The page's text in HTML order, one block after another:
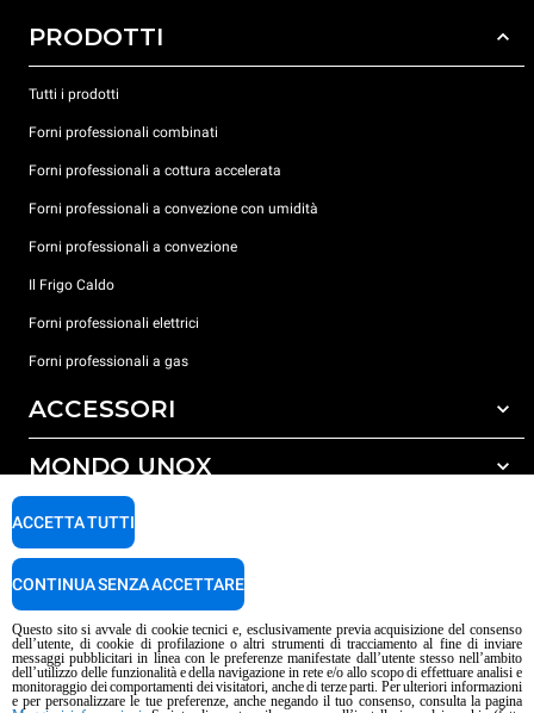
PRODOTTI
Tutti i prodotti
Forni professionali combinati
Forni professionali a cottura accelerata
Forni professionali a convezione con umidità
Forni professionali a convezione
Il Frigo Caldo
Forni professionali elettrici
Forni professionali a gas
ACCESSORI
Tutti gli accessori
Detergenti per lavaggio automatico
Detergenti per lavaggio manuale
Trattamento acqua con filtro a resine
MONDO UNOX
Le nostre sedi nel mondo
Carriere Unox
SUPPORTO
Garanzia Unox
Trova Centri Service
Informativa sui contenuti IA Privacy policy Cookie policy
Questo sito si avvale di cookie tecnici e, esclusivamente previa acquisizione del consenso
dell’utente, di cookie di profilazione o altri strumenti di tracciamento al fine di inviare
messaggi pubblicitari in linea con le preferenze manifestate dall’utente stesso nell’ambito
dell’utilizzo delle funzionalità e della navigazione in rete e/o allo scopo di effettuare analisi e
monitoraggio dei comportamenti dei visitatori, anche di terze parti. Per ulteriori informazioni
e per personalizzare le tue preferenze, anche negando il tuo consenso, consulta la pagina
ACCETTA TUTTI
CONTINUA SENZA ACCETTARE